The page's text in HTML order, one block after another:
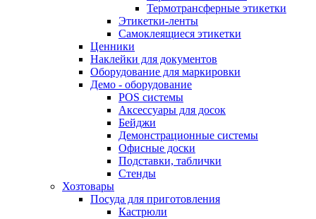
Термотрансферные этикетки
Этикетки-ленты
Самоклеящиеся этикетки
Ценники
Наклейки для документов
Оборудование для маркировки
Демо - оборудование
POS системы
Аксессуары для досок
Бейджи
Демонстрационные системы
Офисные доски
Подставки, таблички
Стенды
Хозтовары
Посуда для приготовления
Кастрюли